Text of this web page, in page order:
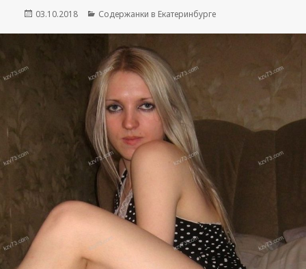
Опубликовано
03.10.2018 Рубрики
Содержанки в Екатеринбурге